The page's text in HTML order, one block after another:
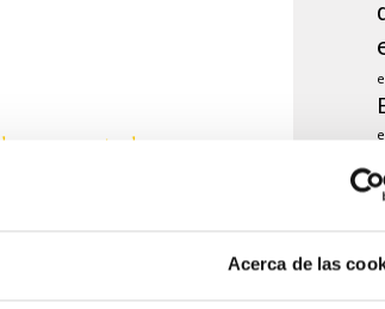
Acerca de las
banco central
moderna. Y
de la